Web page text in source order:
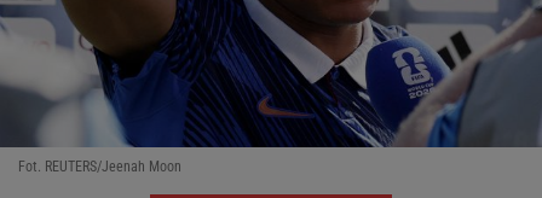
Fot. REUTERS/Jeenah Moon